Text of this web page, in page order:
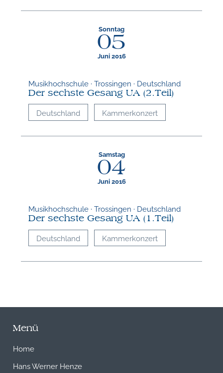
Sonntag
05
Juni 2016
Musikhochschule · Trossingen · Deutschland
Der sechste Gesang UA (2.Teil)
Deutschland Kammerkonzert
Samstag
04
Juni 2016
Musikhochschule · Trossingen · Deutschland
Der sechste Gesang UA (1.Teil)
Deutschland Kammerkonzert
Menü
Home
Hans Werner Henze